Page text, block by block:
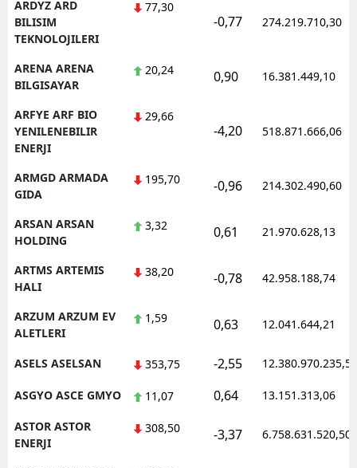
ARDYZ ARD
BILISIM
TEKNOLOJILERI
77,30
-0,77 274.219.710,30
ARENA ARENA
BILGISAYAR
20,24 0,90 16.381.449,10
ARFYE ARF BIO
YENILENEBILIR
ENERJI
29,66
-4,20 518.871.666,06
ARMGD ARMADA
GIDA
195,70 -0,96 214.302.490,60
ARSAN ARSAN
HOLDING
3,32 0,61 21.970.628,13
ARTMS ARTEMIS
HALI
38,20 -0,78 42.958.188,74
ARZUM ARZUM EV
ALETLERI
1,59 0,63 12.041.644,21
ASELS ASELSAN 353,75 -2,55 12.380.970.235,50
ASGYO ASCE GMYO 11,07 0,64 13.151.313,06
ASTOR ASTOR
ENERJI
308,50 -3,37 6.758.631.520,50